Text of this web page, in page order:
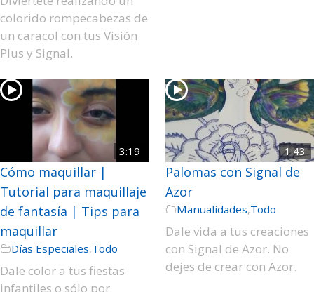
colorido rompecabezas de
un caracol con tus Visión
Plus y Signal.
3:19
Cómo maquillar |
Tutorial para maquillaje
de fantasía | Tips para
maquillar
Días Especiales,Todo
Dale color a tus fiestas
infantiles o sólo por
1:43
Palomas con Signal de
Azor
Manualidades,Todo
Dale vida a tus creaciones
con Signal de Azor. No
dejes de crear con Azor.